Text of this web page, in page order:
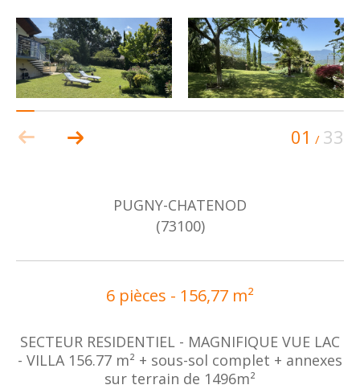
01 / 33
PUGNY-CHATENOD
(73100)
6 pièces - 156,77 m²
SECTEUR RESIDENTIEL - MAGNIFIQUE VUE LAC
- VILLA 156.77 m² + sous-sol complet + annexes
sur terrain de 1496m²